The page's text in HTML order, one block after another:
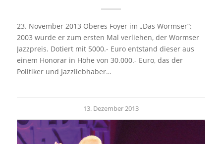
23. November 2013 Oberes Foyer im „Das Wormser“:
2003 wurde er zum ersten Mal verliehen, der Wormser
Jazzpreis. Dotiert mit 5000.- Euro entstand dieser aus
einem Honorar in Höhe von 30.000.- Euro, das der
Politiker und Jazzliebhaber…
13. Dezember 2013